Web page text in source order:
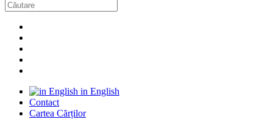
in English
Contact
Cartea Cărților